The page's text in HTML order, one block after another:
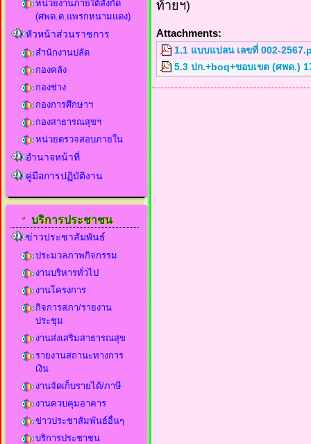
ท้ายฯ)
Attachments:
1.1 แบบแปลน เลขที่ 002-
5.3 ปก.+boq+ขอบเขต (ศพด.)
หน่วยงานภายใต้สังกัด
(ศพด.ต.แพรกหนามแดง)
หัวหน้าส่วนราชการ
สำนักงานปลัด
กองคลัง
กองช่าง
กองการศึกษาฯ
กองสาธารณสุขฯ
หน่วยตรวจสอบภายใน
อำนาจหน้าที่
คู่มือการปฏิบัติงาน
บริการประชาชน
ข่าวประชาสัมพันธ์
ประมวลภาพกิจกรรม
งานบริหารทั่วไป
งานโครงการ
กิจการสภา/รายงาน
ประชุม
งานส่งเสริมสาธารณสุข
รายงานสถานะทางการ
เงิน
งานจัดเก็บรายได้/ภาษี
งานควบคุมอาคาร
ข่าวประชาสัมพันธ์อื่นๆ
บริการประชาชน